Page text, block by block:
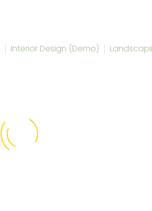
Interior Design (Demo)